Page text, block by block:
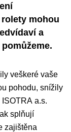
mohou
a
veškeré vaše
pohodu, snížily
a.s.
splňují
zajištěna